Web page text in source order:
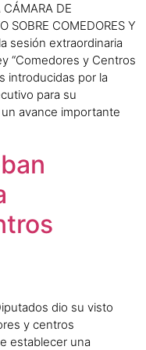
CÁMARA DE
SOBRE COMEDORES Y
sesión extraordinaria
“Comedores y Centros
introducidas por la
para su
avance importante
dio su visto
y centros
establecer una